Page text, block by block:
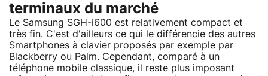
terminaux du marché
Le Samsung SGH-i600 est relativement compact et
très fin. C'est d'ailleurs ce qui le différencie des autres
Smartphones à clavier proposés par exemple par
Blackberry ou Palm. Cependant, comparé à un
téléphone mobile classique, il reste plus imposant